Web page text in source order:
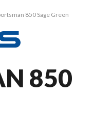
850 Sage Green
850